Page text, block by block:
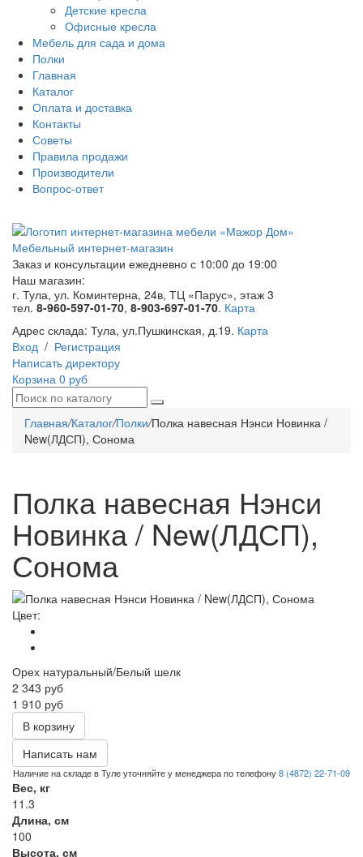
Детские кресла
Офисные кресла
Мебель для сада и дома
Полки
Главная
Каталог
Оплата и доставка
Контакты
Советы
Правила продажи
Производители
Вопрос-ответ
Мебельный интернет-магазин
Заказ и консультации ежедневно с 10:00 до 19:00
Наш магазин:
г. Тула, ул. Коминтерна, 24в, ТЦ «Парус», этаж 3
тел. 8-960-597-01-70, 8-903-697-01-70. Карта
Адрес склада: Тула, ул.Пушкинская, д.19. Карта
Вход / Регистрация
Написать директору
Корзина 0 руб
Главная/Каталог/Полки/Полка навесная Нэнси Новинка /
New(ЛДСП), Сонома
Полка навесная Нэнси
Новинка / New(ЛДСП),
Сонома
Цвет:
Орех натуральный/Белый шелк
2 343 руб
1 910 руб
В корзину
Написать нам
Наличие на складе в Туле уточняйте у менеджера по телефону8 (4872) 22-71-09
Вес, кг
11.3
Длина, см
100
Высота, см